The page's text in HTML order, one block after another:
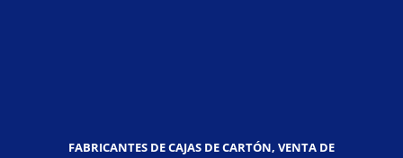
FABRICANTES DE CAJAS DE CARTÓN, VENTA DE